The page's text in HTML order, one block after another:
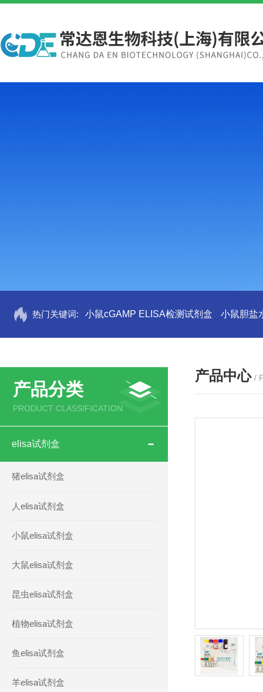
热门关键词: 小鼠cGAMP ELISA检测试剂盒 小鼠胆盐
产品分类
PRODUCT CLASSIFICATION
elisa试剂盒
猪elisa试剂盒
人elisa试剂盒
小鼠elisa试剂盒
大鼠elisa试剂盒
昆虫elisa试剂盒
植物elisa试剂盒
鱼elisa试剂盒
羊elisa试剂盒
产品中心 /